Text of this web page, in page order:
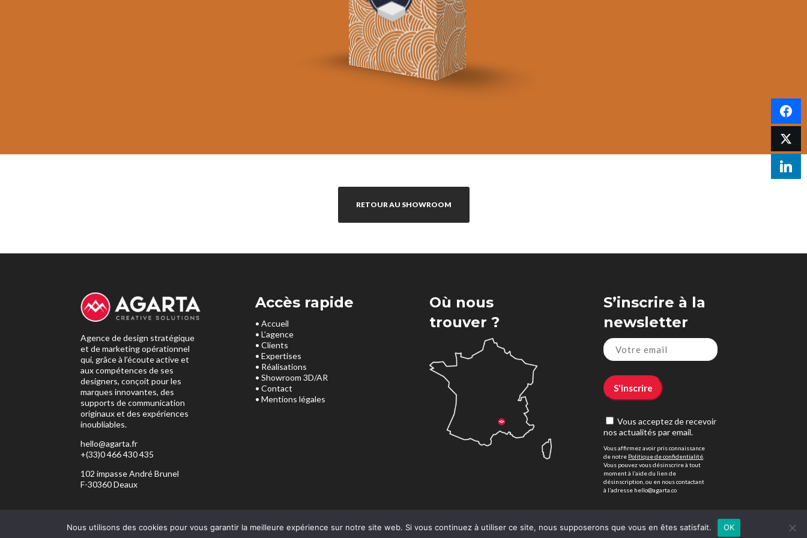
RETOUR AU SHOWROOM
Agence de design stratégique
et de marketing opérationnel
qui, grâce à l’écoute active et
aux compétences de ses
designers, conçoit pour les
marques innovantes, des
supports de communication
originaux et des expériences
inoubliables.
hello@agarta.fr
+(33)0 466 430 435
102 impasse André Brunel
F-30360 Deaux
Accès rapide
• Accueil
• L’agence
• Clients
• Expertises
• Réalisations
• Showroom 3D/AR
• Contact
• Mentions légales
Où nous
trouver ?
S’inscrire à la
newsletter
Vous acceptez de recevoir
nos actualités par email.
Vous affirmez avoir pris connaissance
de notre Politique de confidentialité
Vous pouvez vous désinscrire à tout
moment à l’aide du lien de
désinscription, ou en nous contactant
à l’adresse hello@agarta.co
Nous utilisons des cookies pour vous garantir la meilleure expérience sur notre site web. Si vous continuez à utiliser ce site, nous supposerons que vous en êtes satisfait. OK